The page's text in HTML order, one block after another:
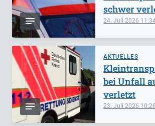
24. Juli 2026
schwer
AKTUELLES
23. Juli 2026 10:26
bei Unfall
verletzt